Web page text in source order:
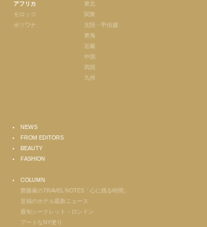
アフリカ
モロッコ
ボツワナ
東北
関東
北陸・甲信越
東海
近畿
中国
四国
九州
NEWS
FROM EDITORS
BEAUTY
FASHION
COLUMN
齋藤薫のTRAVEL NOTES「心に残る時間」
至福のホテル最新ニュース
最旬シークレット・ロンドン
アートなNY便り